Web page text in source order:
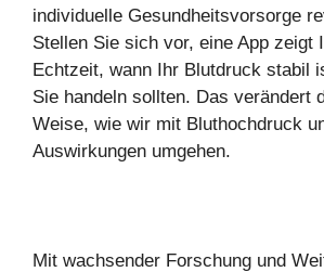
individuelle Gesundheitsvorsorge
Stellen Sie sich vor, eine App zeigt
Echtzeit, wann Ihr Blutdruck stabil
Sie handeln sollten. Das verändert
Weise, wie wir mit Bluthochdruck
Auswirkungen umgehen.
Mit wachsender Forschung und